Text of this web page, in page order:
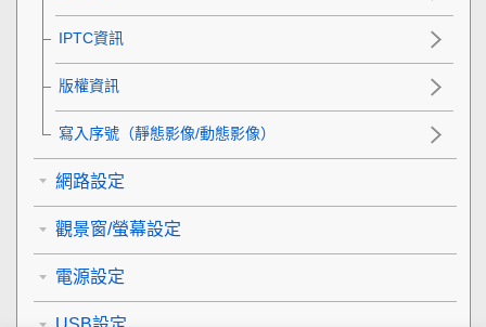
IPTC資訊
版權資訊
寫入序號 （靜態影像/動態影像）
網路設定
觀景窗/螢幕設定
電源設定